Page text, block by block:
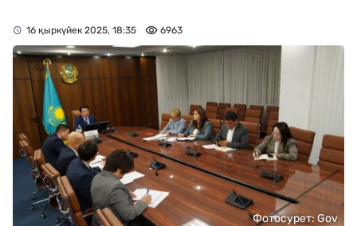
16 қыркүйек 2025, 18:35 6963
Фотосурет: Gov